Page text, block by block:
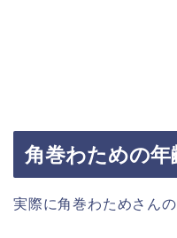
角巻わための年
実際に角巻わためさん